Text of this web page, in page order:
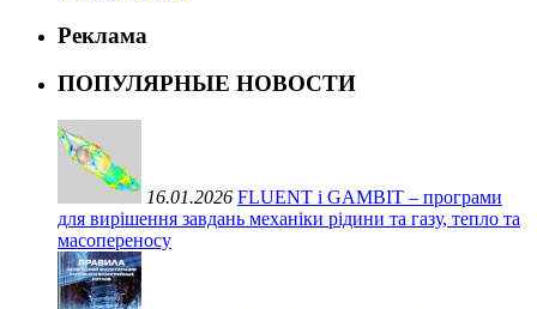
Реклама
ПОПУЛЯРНЫЕ НОВОСТИ
16.01.2026 FLUENT і GAMBIT – програми
для вирішення завдань механіки рідини та газу, тепло та
масопереносу